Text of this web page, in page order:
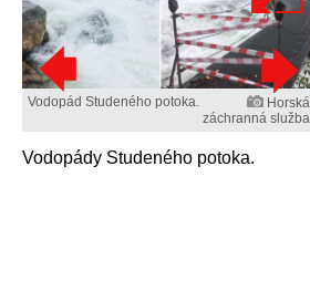
Vodopád Studeného potoka.
Horská
záchranná služba
Vodopády Studeného potoka.